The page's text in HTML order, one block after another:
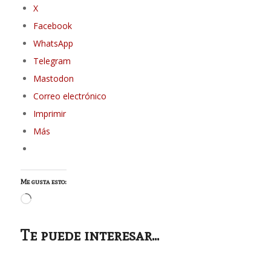
X
Facebook
WhatsApp
Telegram
Mastodon
Correo electrónico
Imprimir
Más
Me gusta esto:
Cargando...
Te puede interesar...